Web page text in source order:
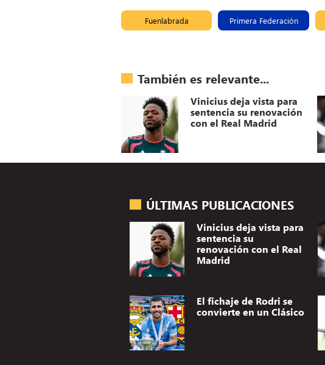
Fuenlabrada Primera Federación
También es relevante...
Vinicius deja vista para
sentencia su renovación
con el Real Madrid
ÚLTIMAS PUBLICACIONES
Vinicius deja vista para
sentencia su
renovación con el Real
Madrid
El fichaje de Rodri se
convierte en un Clásico